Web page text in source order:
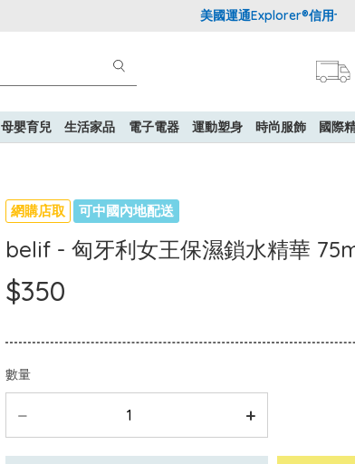
美國運通Explorer®信用卡會員
母嬰育兒 生活家品 電子電器 運動塑身 時尚服飾 國際
網購店取 可中國內地配送
belif - 匈牙利女王保濕鎖水精華
$350
數量